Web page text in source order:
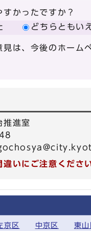
かったですか？
どちらともい
は、今後のホーム
進室
いにご注意くださ
京区 中京区 東山